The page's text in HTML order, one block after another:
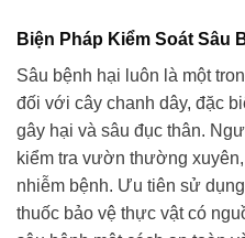
Biện Pháp Kiểm Soát Sâu
Sâu bệnh hại luôn là một
đối với cây chanh dây, đặc
gây hại và sâu đục thân.
kiểm tra vườn thường
nhiễm bệnh. Ưu tiên sử
thuốc bảo vệ thực vật có